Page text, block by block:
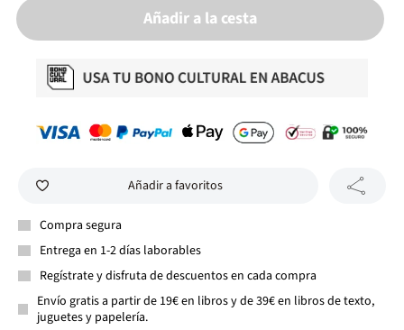
Añadir a la cesta
Añadir a favoritos
Compra segura
Entrega en 1-2 días laborables
Regístrate y disfruta de descuentos en cada compra
Envío gratis a partir de 19€ en libros y de 39€ en libros de texto,
juguetes y papelería.